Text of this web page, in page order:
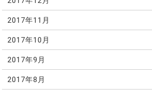
2017年11月
2017年10月
2017年9月
2017年8月